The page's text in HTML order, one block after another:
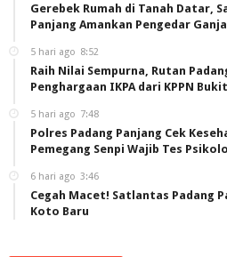
Gerebek Rumah di Tanah Datar,
Panjang Amankan Pengedar
5 hari ago 8:52
Raih Nilai Sempurna, Rutan
Penghargaan IKPA dari KPPN
5 hari ago 7:48
Polres Padang Panjang Cek
Pemegang Senpi Wajib Tes
6 hari ago 3:46
Cegah Macet! Satlantas Padang
Koto Baru